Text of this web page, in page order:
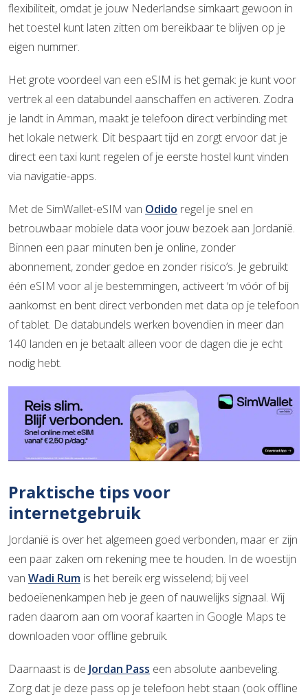
flexibiliteit, omdat je jouw Nederlandse simkaart gewoon in
het toestel kunt laten zitten om bereikbaar te blijven op je
eigen nummer.
Het grote voordeel van een eSIM is het gemak: je kunt voor
vertrek al een databundel aanschaffen en activeren. Zodra
je landt in Amman, maakt je telefoon direct verbinding met
het lokale netwerk. Dit bespaart tijd en zorgt ervoor dat je
direct een taxi kunt regelen of je eerste hostel kunt vinden
via navigatie-apps.
Met de SimWallet-eSIM van Odido regel je snel en
betrouwbaar mobiele data voor jouw bezoek aan Jordanië.
Binnen een paar minuten ben je online, zonder
abonnement, zonder gedoe en zonder risico’s. Je gebruikt
één eSIM voor al je bestemmingen, activeert ‘m vóór of bij
aankomst en bent direct verbonden met data op je telefoon
of tablet. De databundels werken bovendien in meer dan
140 landen en je betaalt alleen voor de dagen die je echt
nodig hebt.
Praktische tips voor
internetgebruik
Jordanië is over het algemeen goed verbonden, maar er zijn
een paar zaken om rekening mee te houden. In de woestijn
van Wadi Rum is het bereik erg wisselend; bij veel
bedoeïenenkampen heb je geen of nauwelijks signaal. Wij
raden daarom aan om vooraf kaarten in Google Maps te
downloaden voor offline gebruik.
Daarnaast is de Jordan Pass een absolute aanbeveling.
Zorg dat je deze pass op je telefoon hebt staan (ook offline